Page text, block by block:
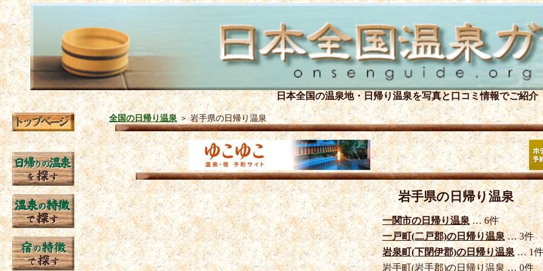
日本全国の温泉地・日帰り温泉を写真と口コミ情報でご紹介
全国の日帰り温泉＞岩手県の日帰り温泉
岩手県の日帰り温泉
一関市の日帰り温泉… 6件
一戸町(二戸郡)の日帰り温泉… 3件
岩泉町(下閉伊郡)の日帰り温泉… 1件
岩手町(岩手郡)の日帰り温泉 … 0件